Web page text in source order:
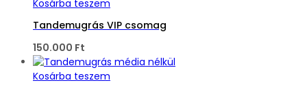
Kosárba teszem
Tandemugrás VIP csomag
150.000 Ft
Kosárba teszem